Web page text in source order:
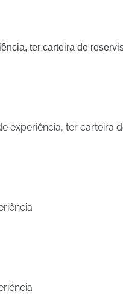
ter carteira de
experiência, ter carteira